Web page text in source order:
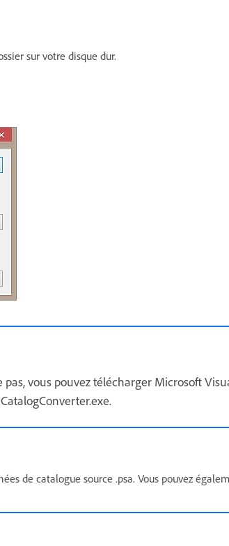
sur votre disque dur.
vous pouvez télécharger Microsoft
de catalogue source .psa. Vous pouvez